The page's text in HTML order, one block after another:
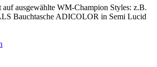
auf ausgewählte WM-Champion Styles: z.B.
Bauchtasche ADICOLOR in Semi Lucid